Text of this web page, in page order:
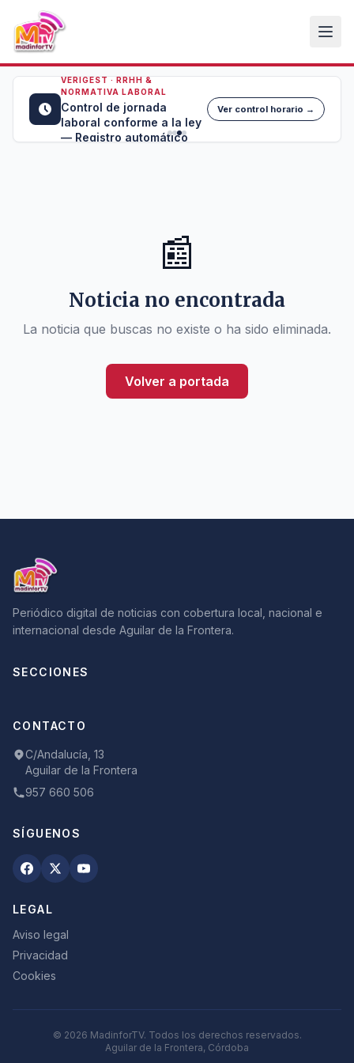
VERIGEST · RRHH &
NORMATIVA LABORAL
Control de jornada
laboral conforme a la ley
— Registro automático
Ver control horario →
📰
Noticia no encontrada
La noticia que buscas no existe o ha sido eliminada.
Volver a portada
Periódico digital de noticias con cobertura local, nacional e
internacional desde Aguilar de la Frontera.
SECCIONES
CONTACTO
C/Andalucía, 13
Aguilar de la Frontera
957 660 506
SÍGUENOS
LEGAL
Aviso legal
Privacidad
Cookies
© 2026 MadinforTV. Todos los derechos reservados.
Aguilar de la Frontera, Córdoba